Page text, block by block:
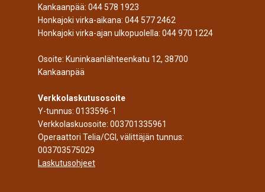
Kankaanpää: 044 578 1923
Honkajoki virka-aikana: 044 577 2462
Honkajoki virka-ajan ulkopuolella: 044 970 1224
Osoite: Kuninkaanlähteenkatu 12, 38700
Kankaanpää
Verkkolaskutusosoite
Y-tunnus: 0133596-1
Verkkolaskuosoite: 003701335961
Operaattori Telia/CGI, välittäjän tunnus:
003703575029
Laskutusohjeet